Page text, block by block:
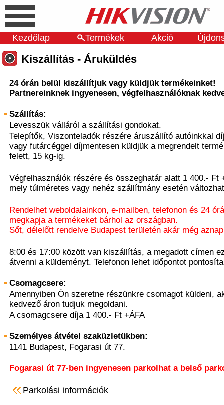
Kezdőlap Termékek Akció
Kiszállítás - Áruküldés
24 órán belül kiszállítjuk vagy küldjük termékeinket!
Partnereinknek ingyenesen, végfelhasználóknak
Szállítás:
Levesszük válláról a szállítási gondokat.
Telepítők, Viszonteladók részére áruszállító autóinkkal
vagy futárcéggel díjmentesen küldjük a megrendelt
felett, 15 kg-ig.
Végfelhasználók részére és összeghatár alatt 1 400.- Ft
mely túlméretes vagy nehéz szállítmány esetén
Rendelhet weboldalainkon, e-mailben, telefonon és 24
megkapja a termékeket bárhol az országban.
Sőt, délelőtt rendelve Budapest területén akár még
8:00 és 17:00 között van kiszállítás, a megadott címen
átvenni a küldeményt. Telefonon lehet időpontot
Csomagcsere:
Amennyiben Ön szeretne részünkre csomagot küldeni,
kedvező áron tudjuk megoldani.
A csomagcsere díja 1 400.- Ft +ÁFA
Személyes átvétel szaküzletükben:
1141 Budapest, Fogarasi út 77.
Fogarasi út 77-ben ingyenesen parkolhat a belső
Parkolási információk